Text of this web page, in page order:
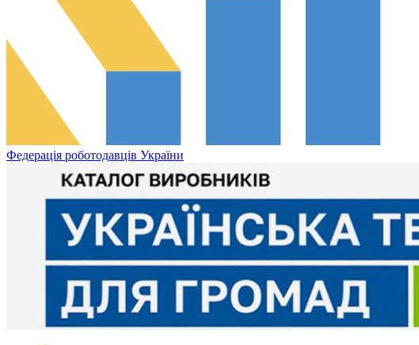
Федерація роботодавців України